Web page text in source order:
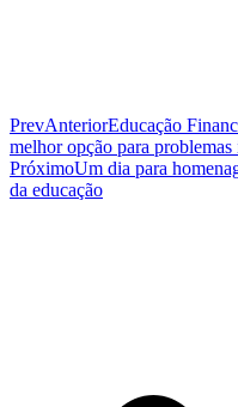
PrevAnteriorEducação
melhor opção para problemas
PróximoUm dia para
da educação